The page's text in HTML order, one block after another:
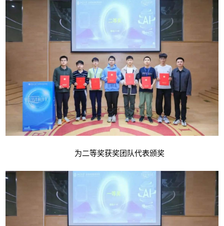
为二等奖获奖团队代表颁奖